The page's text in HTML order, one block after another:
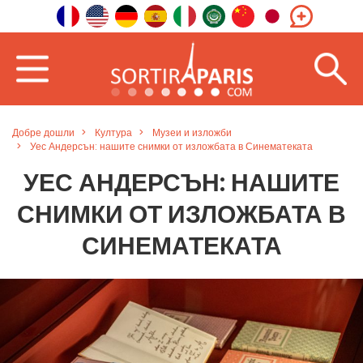
Добре дошли Култура
Музеи и изложби
Уес Андерсън: нашите снимки от изложбата в Синематеката
УЕС АНДЕРСЪН: НАШИТЕ
СНИМКИ ОТ ИЗЛОЖБАТА В
СИНЕМАТЕКАТА